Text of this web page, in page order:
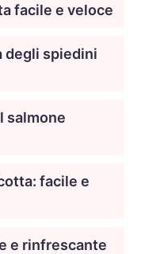
facile e veloce
degli spiedini
salmone
facile e
e rinfrescante